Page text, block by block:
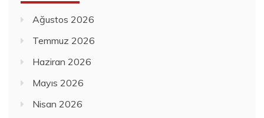
Ağustos 2026
Temmuz 2026
Haziran 2026
Mayıs 2026
Nisan 2026